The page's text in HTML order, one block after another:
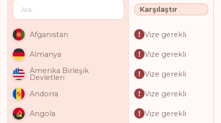
Karşılaştır
Afganistan Vi̇ze gerekli̇
Almanya
Vi̇ze gerekli̇
Amerika Birleşik
Devletleri Vi̇ze gerekli̇
Andorra Vi̇ze gerekli̇
Angola Vi̇ze gerekli̇